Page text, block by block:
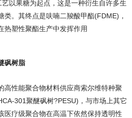
以果糖为起点，这是一种衍生自许多生
类。其终点是呋喃二羧酸甲酯(FDME)，
热塑性聚酯生产中发挥作用
砜树脂
高性能聚合物材料供应商索尔维特种聚
301聚醚砜树?PESU)，与市场上其它
医疗级聚合物在高温下依然保持透明性